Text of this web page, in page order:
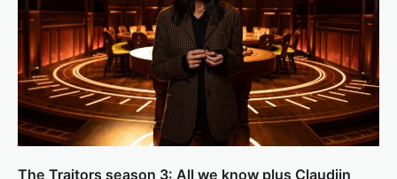
The Traitors season 3: All we know plus Claudiin